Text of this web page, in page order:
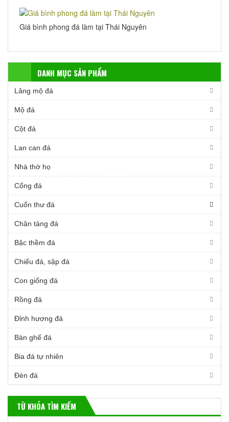
Giá bình phong đá làm tại Thái Nguyên
DANH MỤC SẢN PHẨM
Lăng mộ đá
Mộ đá
Cột đá
Lan can đá
Nhà thờ họ
Cổng đá
Cuốn thư đá
Chân tảng đá
Bậc thềm đá
Chiếu đá, sập đá
Con giống đá
Rồng đá
Đỉnh hương đá
Bàn ghế đá
Bia đá tự nhiên
Đèn đá
TỪ KHÓA TÌM KIẾM